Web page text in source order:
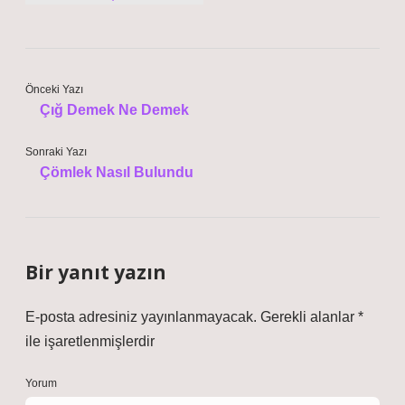
Önceki Yazı
Çığ Demek Ne Demek
Sonraki Yazı
Çömlek Nasıl Bulundu
Bir yanıt yazın
E-posta adresiniz yayınlanmayacak. Gerekli alanlar *
ile işaretlenmişlerdir
Yorum